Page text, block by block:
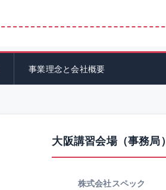
事業理念と会社概要
大阪講習会場（事務局）
株式会社スペック